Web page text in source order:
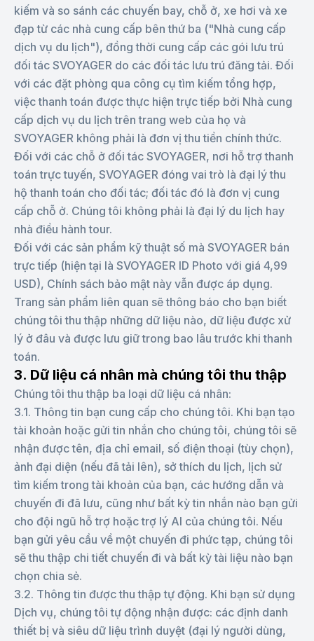
kiếm và so sánh các chuyến bay, chỗ ở, xe hơi và xe
đạp từ các nhà cung cấp bên thứ ba ("Nhà cung cấp
dịch vụ du lịch"), đồng thời cung cấp các gói lưu trú
đối tác SVOYAGER do các đối tác lưu trú đăng tải. Đối
với các đặt phòng qua công cụ tìm kiếm tổng hợp,
việc thanh toán được thực hiện trực tiếp bởi Nhà cung
cấp dịch vụ du lịch trên trang web của họ và
SVOYAGER không phải là đơn vị thu tiền chính thức.
Đối với các chỗ ở đối tác SVOYAGER, nơi hỗ trợ thanh
toán trực tuyến, SVOYAGER đóng vai trò là đại lý thu
hộ thanh toán cho đối tác; đối tác đó là đơn vị cung
cấp chỗ ở. Chúng tôi không phải là đại lý du lịch hay
nhà điều hành tour.
Đối với các sản phẩm kỹ thuật số mà SVOYAGER bán
trực tiếp (hiện tại là SVOYAGER ID Photo với giá 4,99
USD), Chính sách bảo mật này vẫn được áp dụng.
Trang sản phẩm liên quan sẽ thông báo cho bạn biết
chúng tôi thu thập những dữ liệu nào, dữ liệu được xử
lý ở đâu và được lưu giữ trong bao lâu trước khi thanh
toán.
3. Dữ liệu cá nhân mà chúng tôi thu thập
Chúng tôi thu thập ba loại dữ liệu cá nhân:
3.1. Thông tin bạn cung cấp cho chúng tôi. Khi bạn tạo
tài khoản hoặc gửi tin nhắn cho chúng tôi, chúng tôi sẽ
nhận được tên, địa chỉ email, số điện thoại (tùy chọn),
ảnh đại diện (nếu đã tải lên), sở thích du lịch, lịch sử
tìm kiếm trong tài khoản của bạn, các hướng dẫn và
chuyến đi đã lưu, cũng như bất kỳ tin nhắn nào bạn gửi
cho đội ngũ hỗ trợ hoặc trợ lý AI của chúng tôi. Nếu
bạn gửi yêu cầu về một chuyến đi phức tạp, chúng tôi
sẽ thu thập chi tiết chuyến đi và bất kỳ tài liệu nào bạn
chọn chia sẻ.
3.2. Thông tin được thu thập tự động. Khi bạn sử dụng
Dịch vụ, chúng tôi tự động nhận được: các định danh
thiết bị và siêu dữ liệu trình duyệt (đại lý người dùng,